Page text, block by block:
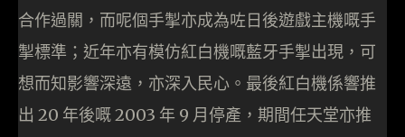
合作過關，而呢個手掣亦成為咗日後遊戲主機嘅手
掣標準；近年亦有模仿紅白機嘅藍牙手掣出現，可
想而知影響深遠，亦深入民心。最後紅白機係響推
出 20 年後嘅 2003 年 9 月停產，期間任天堂亦推